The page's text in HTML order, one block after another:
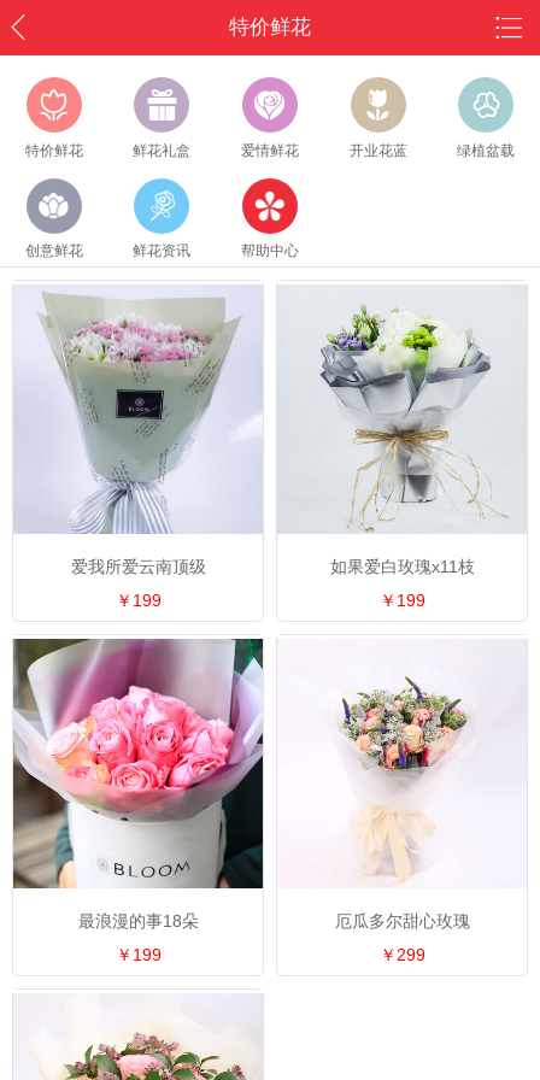
特价鲜花
特价鲜花 鲜花礼盒 爱情鲜花 开业花蓝 绿植盆载
创意鲜花 鲜花资讯 帮助中心
爱我所爱云南顶级
￥199
如果爱白玫瑰x11枝
￥199
最浪漫的事18朵
￥199
厄瓜多尔甜心玫瑰
￥299